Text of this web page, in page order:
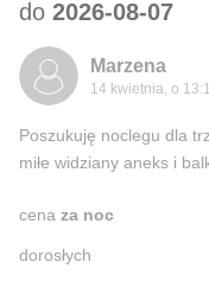
do 2026-08-07
Marzena
14 kwietnia, o
Poszukuję noclegu dla
miłe widziany aneks i
cena za noc
dorosłych